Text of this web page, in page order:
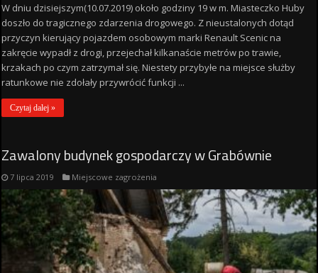
W dniu dzisiejszym(10.07.2019) około godziny 19 w m. Miasteczko Huby
doszło do tragicznego zdarzenia drogowego. Z nieustalonych dotąd
przyczyn kierujący pojazdem osobowym marki Renault Scenic na
zakręcie wypadł z drogi, przejechał kilkanaście metrów po trawie,
krzakach po czym zatrzymał się. Niestety przybyłe na miejsce służby
ratunkowe nie zdołały przywrócić funkcji ...
Czytaj dalej »
Zawalony budynek gospodarczy w Grabównie
7 lipca 2019 Miejscowe zagrożenia